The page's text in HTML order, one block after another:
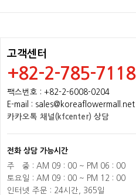
고객센터
+82-2-785-7118
팩스번호 : +82-2-6008-0204
E-mail : sales@koreaflowermall.net
카카오톡 채널(kfcenter) 상담
전화 상담 가능시간
주
중 : AM 09 : 00 ~ PM 06 : 00
토요일 : AM 09 : 00 ~ PM 12 : 00
인터넷 주문 : 24시간, 365일